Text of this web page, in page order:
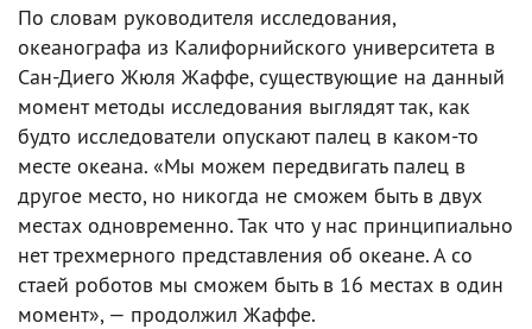
По словам руководителя исследования,
океанографа из Калифорнийского университета в
Сан-Диего Жюля Жаффе, существующие на данный
момент методы исследования выглядят так, как
будто исследователи опускают палец в каком-то
месте океана. «Мы можем передвигать палец в
другое место, но никогда не сможем быть в двух
местах одновременно. Так что у нас принципиально
нет трехмерного представления об океане. А со
стаей роботов мы сможем быть в 16 местах в один
момент», — продолжил Жаффе.